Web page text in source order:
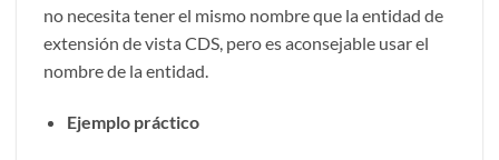
no necesita tener el mismo nombre que la entidad de
extensión de vista CDS, pero es aconsejable usar el
nombre de la entidad.
Ejemplo práctico